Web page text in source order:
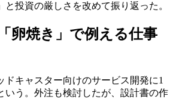
と投資の厳しさを改めて振り返った。
卵焼き」で例える仕事
ドキャスター向けのサービス開発に1
いう。外注も検討したが、設計書の作